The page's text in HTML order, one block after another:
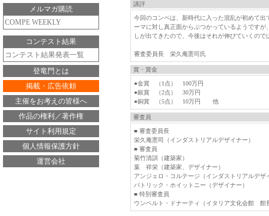
メルマガ購読
COMPE WEEKLY
コンテスト結果
コンテスト結果発表一覧
登竜門とは
掲載・広告依頼
主催をお考えの皆様へ
作品の権利／著作権
サイト利用規定
個人情報保護方針
運営会社
講評
今回のコンペは、新時代に入った混乱が初めて
ーマに対し真正面からぶつかっているようです
しが出てきたので、今後はそれが伸びていくので
審査委員長 栄久庵憲司氏
賞・賞金
●金賞 （1点） 100万円
●銀賞 （2点） 30万円
●銅賞 （5点） 10万円 他
審査員
■ 審査委員長
栄久庵憲司（インダストリアルデザイナー）
■ 審査員
菊竹清訓（建築家）
葉 祥栄（建築家、デザイナー）
アンジェロ・コルテージ（インダストリアルデザ
パトリック・ホイットニー（デザイナー）
■ 特別審査員
ウンベルト・ドナーティ（イタリア文化会館 館